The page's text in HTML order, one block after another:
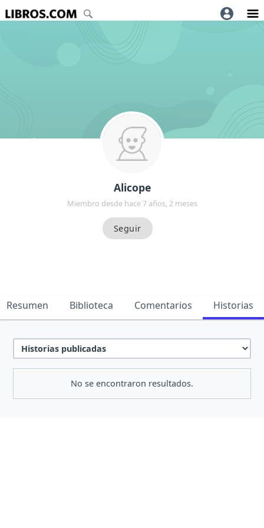
Alicope
Miembro desde hace 7 años, 2 meses
Resumen Biblioteca Comentarios Historias
No se encontraron resultados.